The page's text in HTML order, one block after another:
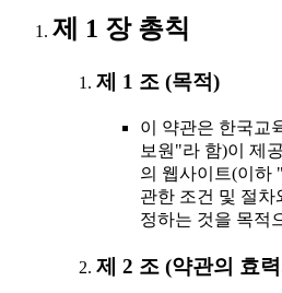
제 1 장 총칙
제 1 조 (목적)
이 약관은 한국교
보원"라 함)이 제
의 웹사이트(이하
관한 조건 및 절차
정하는 것을 목적
제 2 조 (약관의 효